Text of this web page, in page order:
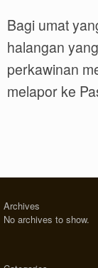
Bagi umat
halangan
perkawinan
melapor ke
Archives
No archives to show.